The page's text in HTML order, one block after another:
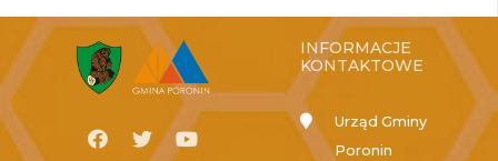
INFORMACJE
KONTAKTOWE
Urząd Gminy
Poronin